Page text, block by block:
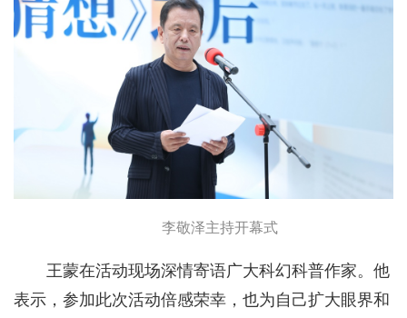
李敬泽主持开幕式
王蒙在活动现场深情寄语广大科幻科普作家。他
表示，参加此次活动倍感荣幸，也为自己扩大眼界和